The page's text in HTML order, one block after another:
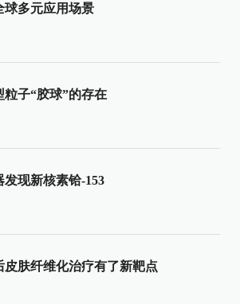
球多元应用场景
子“胶球”的存在
现新核素铪-153
皮肤纤维化治疗有了新靶点